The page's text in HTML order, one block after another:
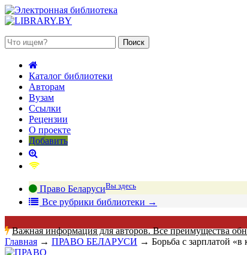
Каталог библиотеки
Авторам
Вузам
Ссылки
Рецензии
О проекте
Добавить
Право БеларусиВы здесь
Все рубрики библиотеки →
Важная информация для авторов. Все преимущества
Главная → ПРАВО БЕЛАРУСИ → Борьба с зарплатой